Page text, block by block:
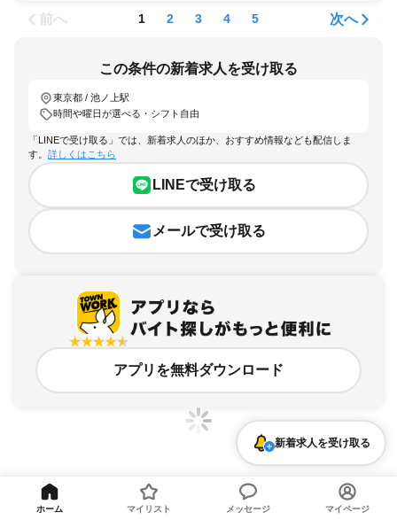
前へ 1 2 3 4 5 次へ
この条件の新着求人を受け取る
東京都 / 池ノ上駅
時間や曜日が選べる・シフト自由
「LINEで受け取る」では、新着求人のほか、おすすめ情報なども配信しま
す。 詳しくはこちら
LINEで受け取る
メールで受け取る
アプリを無料ダウンロード
東京都、池ノ上駅、時間や曜日が選べる・シフト自由のアルバイト・バイト求人情
新着求人を受け取る
ホーム マイリスト メッセージ マイページ